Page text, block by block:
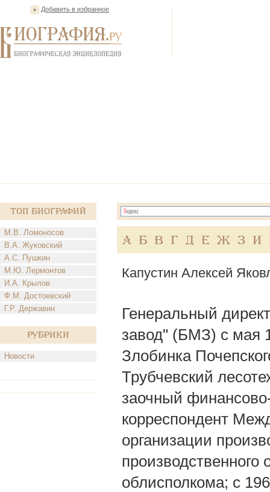
Добавить в избранное
Топ Биографий
М.В. Ломоносов
В.А. Жуковский
А.С. Пушкин
М.Ю. Лермонтов
И.А. Крылов
Ф.М. Достоевский
Г.Р. Державин
Рубрики
Новости
А Б В Г Д Е Ж З И
Капустин Алексей
Генеральный
завод" (БМЗ) с мая
Злобинка
Трубчевский
заочный
корреспондент
организации
производственного
облисполкома; с